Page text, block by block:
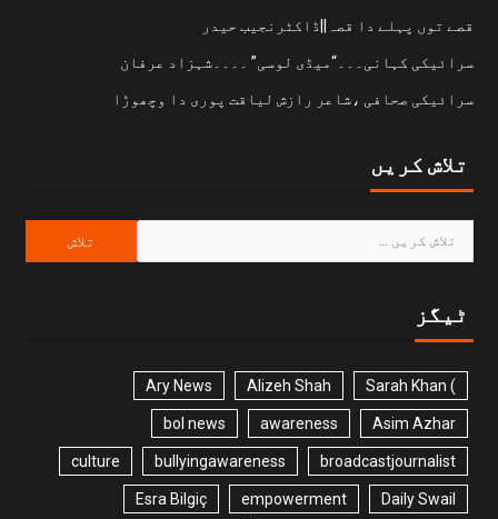
قصے توں پہلے دا قصہ||ڈاکٹرنجیب حیدر
سرائیکی کہانی۔۔۔“میڈی لوسی” ۔۔۔۔شہزاد عرفان
سرائیکی صحافی ،شاعر رازش لیاقت پوری دا وچھوڑا
تلاش کریں
ٹیگز
) Sarah Khan
Alizeh Shah
Ary News
Asim Azhar
awareness
bol news
broadcastjournalist
bullyingawareness
culture
Daily Swail
empowerment
Esra Bilgiç